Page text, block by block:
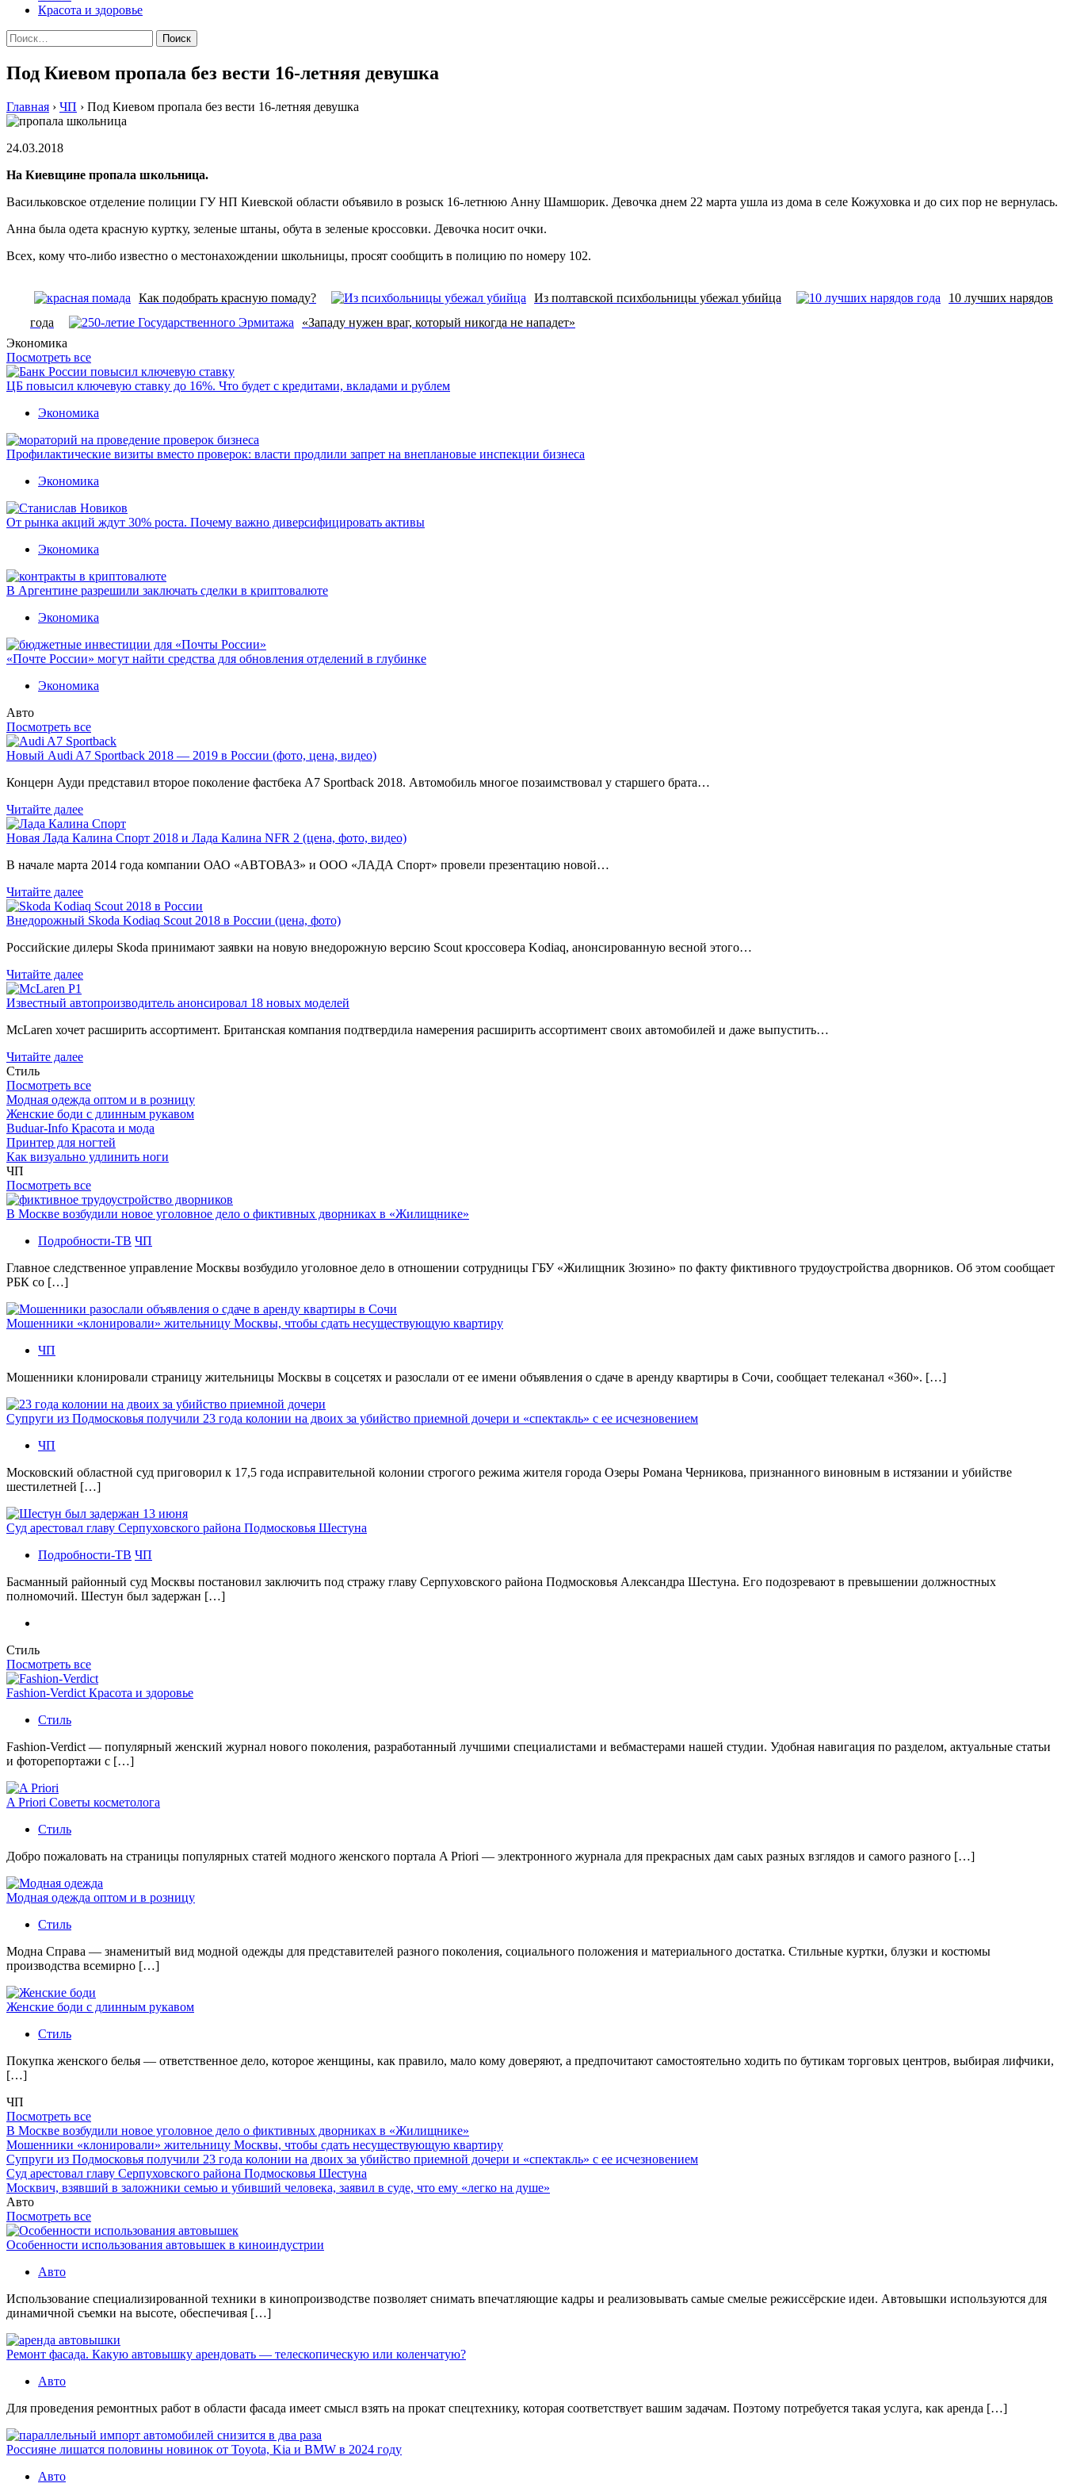
Красота и здоровье
Найти:
Под Киевом пропала без вести 16-летняя девушка
Главная › ЧП › Под Киевом пропала без вести 16-летняя девушка
24.03.2018
На Киевщине пропала школьница.
Васильковское отделение полиции ГУ НП Киевской области объявило в розыск 16-летнюю Анну Шамшорик. Девочка днем 22 марта ушла из дома в селе Кожуховка и до сих пор не вернулась.
Анна была одета красную куртку, зеленые штаны, обута в зеленые кроссовки. Девочка носит очки.
Всех, кому что-либо известно о местонахождении школьницы, просят сообщить в полицию по номеру 102.
Как подобрать красную помаду? Из полтавской психбольницы убежал убийца
10 лучших нарядов
года
«Западу нужен враг, который никогда не нападет»
Экономика
Посмотреть все
ЦБ повысил ключевую ставку до 16%. Что будет с кредитами, вкладами и рублем
Экономика
Профилактические визиты вместо проверок: власти продлили запрет на внеплановые инспекции бизнеса
Экономика
От рынка акций ждут 30% роста. Почему важно диверсифицировать активы
Экономика
В Аргентине разрешили заключать сделки в криптовалюте
Экономика
«Почте России» могут найти средства для обновления отделений в глубинке
Экономика
Авто
Посмотреть все
Новый Audi A7 Sportback 2018 — 2019 в России (фото, цена, видео)
Концерн Ауди представил второе поколение фастбека A7 Sportback 2018. Автомобиль многое позаимствовал у старшего брата…
Читайте далее
Новая Лада Калина Спорт 2018 и Лада Калина NFR 2 (цена, фото, видео)
В начале марта 2014 года компании ОАО «АВТОВАЗ» и ООО «ЛАДА Спорт» провели презентацию новой…
Читайте далее
Внедорожный Skoda Kodiaq Scout 2018 в России (цена, фото)
Российские дилеры Skoda принимают заявки на новую внедорожную версию Scout кроссовера Kodiaq, анонсированную весной этого…
Читайте далее
Известный автопроизводитель анонсировал 18 новых моделей
McLaren хочет расширить ассортимент. Британская компания подтвердила намерения расширить ассортимент своих автомобилей и даже выпустить…
Читайте далее
Стиль
Посмотреть все
Модная одежда оптом и в розницу
Женские боди с длинным рукавом
Buduar-Info Красота и мода
Принтер для ногтей
Как визуально удлинить ноги
ЧП
Посмотреть все
В Москве возбудили новое уголовное дело о фиктивных дворниках в «Жилищнике»
Подробности-ТВ ЧП
Главное следственное управление Москвы возбудило уголовное дело в отношении сотрудницы ГБУ «Жилищник Зюзино» по факту фиктивного трудоустройства дворников. Об этом сообщает
РБК со […]
Мошенники «клонировали» жительницу Москвы, чтобы сдать несуществующую квартиру
ЧП
Мошенники клонировали страницу жительницы Москвы в соцсетях и разослали от ее имени объявления о сдаче в аренду квартиры в Сочи, сообщает телеканал «360». […]
Супруги из Подмосковья получили 23 года колонии на двоих за убийство приемной дочери и «спектакль» с ее исчезновением
ЧП
Московский областной суд приговорил к 17,5 года исправительной колонии строгого режима жителя города Озеры Романа Черникова, признанного виновным в истязании и убийстве
шестилетней […]
Суд арестовал главу Серпуховского района Подмосковья Шестуна
Подробности-ТВ ЧП
Басманный районный суд Москвы постановил заключить под стражу главу Серпуховского района Подмосковья Александра Шестуна. Его подозревают в превышении должностных
полномочий. Шестун был задержан […]
Стиль
Посмотреть все
Fashion-Verdict Красота и здоровье
Стиль
Fashion-Verdict — популярный женский журнал нового поколения, разработанный лучшими специалистами и вебмастерами нашей студии. Удобная навигация по разделом, актуальные статьи
и фоторепортажи с […]
A Priori Советы косметолога
Стиль
Добро пожаловать на страницы популярных статей модного женского портала A Priori — электронного журнала для прекрасных дам саых разных взглядов и самого разного […]
Модная одежда оптом и в розницу
Стиль
Модна Справа — знаменитый вид модной одежды для представителей разного поколения, социального положения и материального достатка. Стильные куртки, блузки и костюмы
производства всемирно […]
Женские боди с длинным рукавом
Стиль
Покупка женского белья — ответственное дело, которое женщины, как правило, мало кому доверяют, а предпочитают самостоятельно ходить по бутикам торговых центров, выбирая лифчики,
[…]
ЧП
Посмотреть все
В Москве возбудили новое уголовное дело о фиктивных дворниках в «Жилищнике»
Мошенники «клонировали» жительницу Москвы, чтобы сдать несуществующую квартиру
Супруги из Подмосковья получили 23 года колонии на двоих за убийство приемной дочери и «спектакль» с ее исчезновением
Суд арестовал главу Серпуховского района Подмосковья Шестуна
Москвич, взявший в заложники семью и убивший человека, заявил в суде, что ему «легко на душе»
Авто
Посмотреть все
Особенности использования автовышек в киноиндустрии
Авто
Использование специализированной техники в кинопроизводстве позволяет снимать впечатляющие кадры и реализовывать самые смелые режиссёрские идеи. Автовышки используются для
динамичной съемки на высоте, обеспечивая […]
Ремонт фасада. Какую автовышку арендовать — телескопическую или коленчатую?
Авто
Для проведения ремонтных работ в области фасада имеет смысл взять на прокат спецтехнику, которая соответствует вашим задачам. Поэтому потребуется такая услуга, как аренда […]
Россияне лишатся половины новинок от Toyota, Kia и BMW в 2024 году
Авто